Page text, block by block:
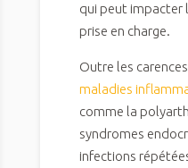
qui peut impacter
prise en charge.
Outre les
maladies
comme la
syndromes
infections